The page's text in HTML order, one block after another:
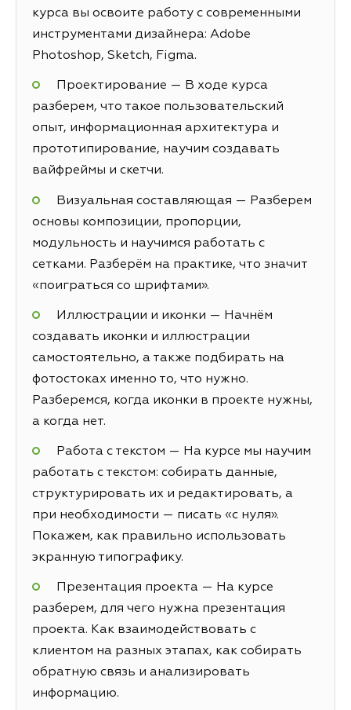
курса вы освоите работу с современными
инструментами дизайнера: Adobe
Photoshop, Sketch, Figma.
Проектирование — В ходе курса
разберем, что такое пользовательский
опыт, информационная архитектура и
прототипирование, научим создавать
вайфреймы и скетчи.
Визуальная составляющая — Разберем
основы композиции, пропорции,
модульность и научимся работать с
сетками. Разберём на практике, что значит
«поиграться со шрифтами».
Иллюстрации и иконки — Начнём
создавать иконки и иллюстрации
самостоятельно, а также подбирать на
фотостоках именно то, что нужно.
Разберемся, когда иконки в проекте нужны,
а когда нет.
Работа с текстом — На курсе мы научим
работать с текстом: собирать данные,
структурировать их и редактировать, а
при необходимости — писать «с нуля».
Покажем, как правильно использовать
экранную типографику.
Презентация проекта — На курсе
разберем, для чего нужна презентация
проекта. Как взаимодействовать с
клиентом на разных этапах, как собирать
обратную связь и анализировать
информацию.